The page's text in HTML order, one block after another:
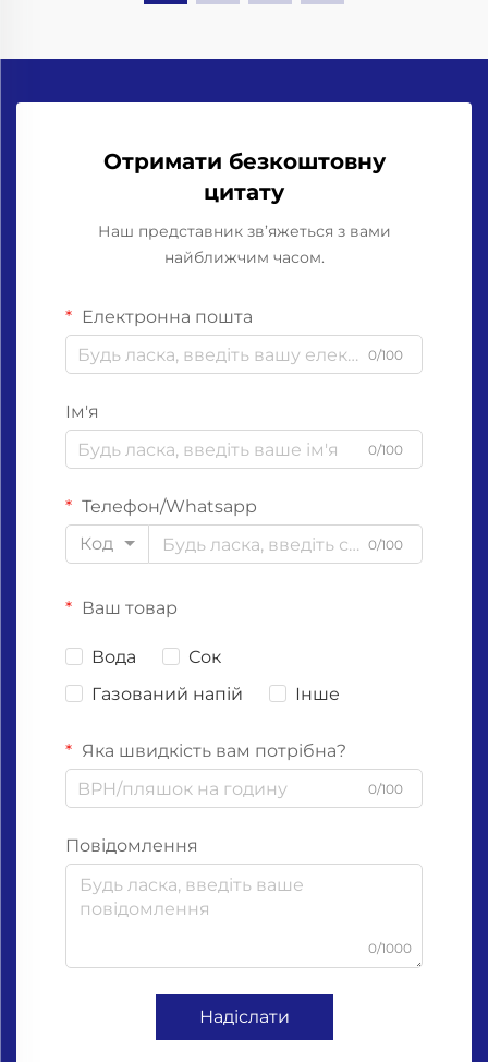
Отримати безкоштовну
цитату
Наш представник зв’яжеться з вами
найближчим часом.
Електронна пошта
0/100
Ім'я
0/100
Телефон/Whatsapp
Код
0/100
Ваш товар
Вода
Сок
Газований напій
Інше
Яка швидкість вам потрібна?
0/100
Повідомлення
0/1000
Надіслати